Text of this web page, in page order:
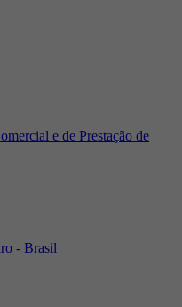
e de Prestação de
- Brasil